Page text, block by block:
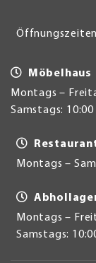
Öffnungszeiten
Möbelhaus
Montags –
Samstags: 10:00
Montags –
Montags –
Samstags: